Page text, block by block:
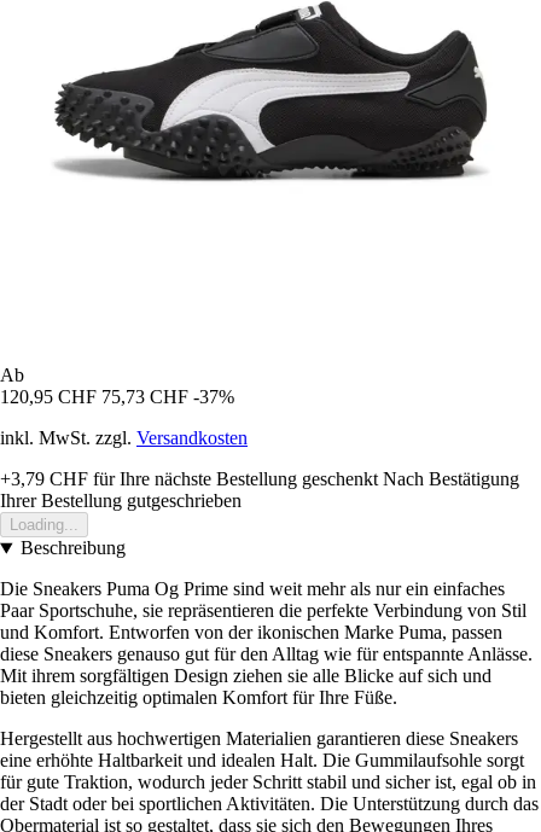
Ab
120,95 CHF 75,73 CHF -37%
inkl. MwSt. zzgl. Versandkosten
+3,79 CHF für Ihre nächste Bestellung geschenkt Nach Bestätigung
Ihrer Bestellung gutgeschrieben
Loading...
Beschreibung
Die Sneakers Puma Og Prime sind weit mehr als nur ein einfaches
Paar Sportschuhe, sie repräsentieren die perfekte Verbindung von Stil
und Komfort. Entworfen von der ikonischen Marke Puma, passen
diese Sneakers genauso gut für den Alltag wie für entspannte Anlässe.
Mit ihrem sorgfältigen Design ziehen sie alle Blicke auf sich und
bieten gleichzeitig optimalen Komfort für Ihre Füße.
Hergestellt aus hochwertigen Materialien garantieren diese Sneakers
eine erhöhte Haltbarkeit und idealen Halt. Die Gummilaufsohle sorgt
für gute Traktion, wodurch jeder Schritt stabil und sicher ist, egal ob in
der Stadt oder bei sportlichen Aktivitäten. Die Unterstützung durch das
Obermaterial ist so gestaltet, dass sie sich den Bewegungen Ihres